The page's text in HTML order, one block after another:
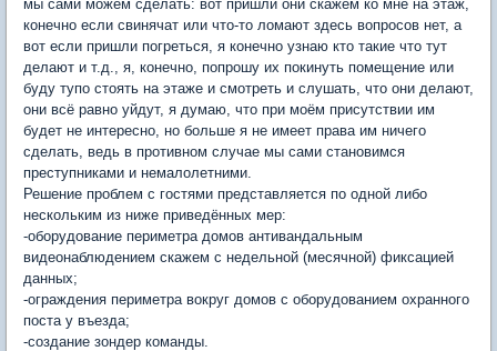
мы сами можем сделать: вот пришли они скажем ко мне на этаж,
конечно если свинячат или что-то ломают здесь вопросов нет, а
вот если пришли погреться, я конечно узнаю кто такие что тут
делают и т.д., я, конечно, попрошу их покинуть помещение или
буду тупо стоять на этаже и смотреть и слушать, что они делают,
они всё равно уйдут, я думаю, что при моём присутствии им
будет не интересно, но больше я не имеет права им ничего
сделать, ведь в противном случае мы сами становимся
преступниками и немалолетними.
Решение проблем с гостями представляется по одной либо
нескольким из ниже приведённых мер:
-оборудование периметра домов антивандальным
видеонаблюдением скажем с недельной (месячной) фиксацией
данных;
-ограждения периметра вокруг домов с оборудованием охранного
поста у въезда;
-создание зондер команды.